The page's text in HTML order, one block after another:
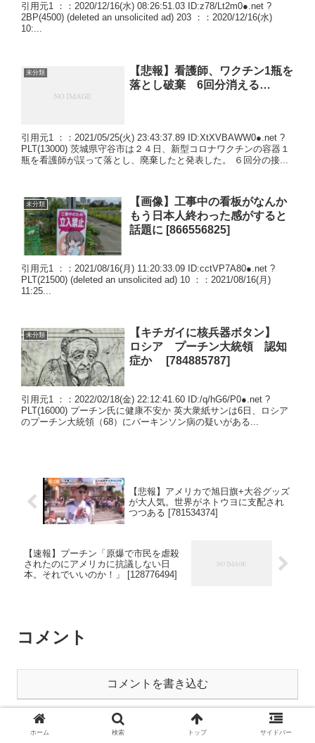
引用元1 ：：2020/12/16(水) 08:26:51.03 ID:z78/Lt2m0●.net ?
2BP(4500) (deleted an unsolicited ad) 203 ：：2020/12/16(水)
10:...
未分類
【悲報】看護師、ワクチン1瓶を
落とし破棄 6回分消える…
引用元1 ：：2021/05/25(火) 23:43:37.89 ID:XtXVBAWW0●.net ?
PLT(13000) 茨城県守谷市は２４日、新型コロナワクチンの容器１
瓶を看護師が誤って落とし、廃棄したと発表した。 ６回分の接...
未分類
【画像】工事中の看板がなんか
もう日本人終わった感がすると
話題に [866556825]
引用元1 ：：2021/08/16(月) 11:20:33.09 ID:cctVP7A80●.net ?
PLT(21500) (deleted an unsolicited ad) 10 ：：2021/08/16(月)
11:25...
未分類
【キチガイに核兵器ボタン】
ロシア プーチン大統領 認知
症か [784885787]
引用元1 ：：2022/02/18(金) 22:12:41.60 ID:/q/hG6/P0●.net ?
PLT(16000) プーチン氏に健康不安か 英大衆紙サンは6日、ロシア
のプーチン大統領（68）にパーキンソン病の疑いがある...
【悲報】アメリカで旭日旗+大谷グッズ
が大人気。世界がネトウヨに支配され
つつある [781534374]
【速報】プーチン「原爆で市民を虐殺
されたのにアメリカに抗議しない日
本。それでいいのか！」 [128776494]
コメント
コメントを書き込む
ホーム 未分類
ホーム 検索 トップ サイドバー